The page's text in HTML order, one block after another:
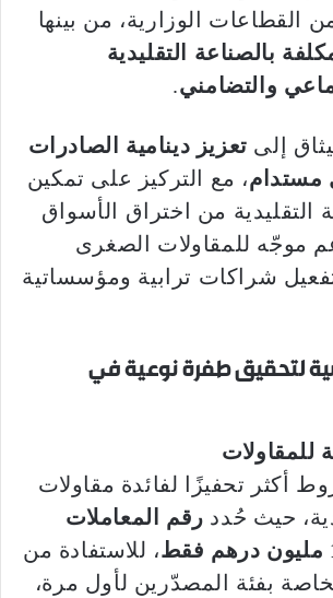
القطاعات الوزارية، من بينها
بالصناعة التقليدية
والتضامني.
إلى تعزيز دينامية الصادرات
مستدام، مع التركيز على تمكين
التقليدية من اختراق الأسواق
موجّه للمقاولات الصغرى
شراكات ترابية ومؤسساتية
لتحقيق طفرة نوعية في
للمقاولات
أكثر تحفيزًا لفائدة مقاولات
حيث حُدد رقم المعاملات
، للاستفادة من
بفئة المصدّرين لأول مرة،